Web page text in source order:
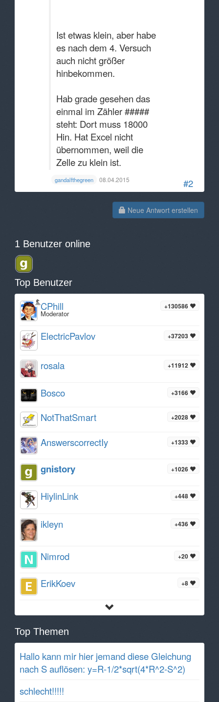
#2
Ist etwas klein, aber habe
es nach dem 4. Versuch
auch nicht größer
hinbekommen.
Hab grade gesehen das
einmal im Zähler #####
steht: Dort muss 18000
Hin. Hat Excel nicht
übernommen, weil die
Zelle zu klein ist.
gandalfthegreen 08.04.2015
Neue Antwort erstellen
1 Benutzer online
Top Benutzer
+130586
CPhill
Moderator
+37203
ElectricPavlov
+11912
rosala
+3166
Bosco
+2028
NotThatSmart
+1333
AnswerscorrectIy
+1026
gnistory
+448
HiylinLink
+436
ikleyn
+20
Nimrod
+8
ErikKoev
Top Themen
Hallo kann mir hier jemand diese Gleichung
nach S auflösen: y=R-1/2*sqrt(4*R^2-S^2)
schlecht!!!!!